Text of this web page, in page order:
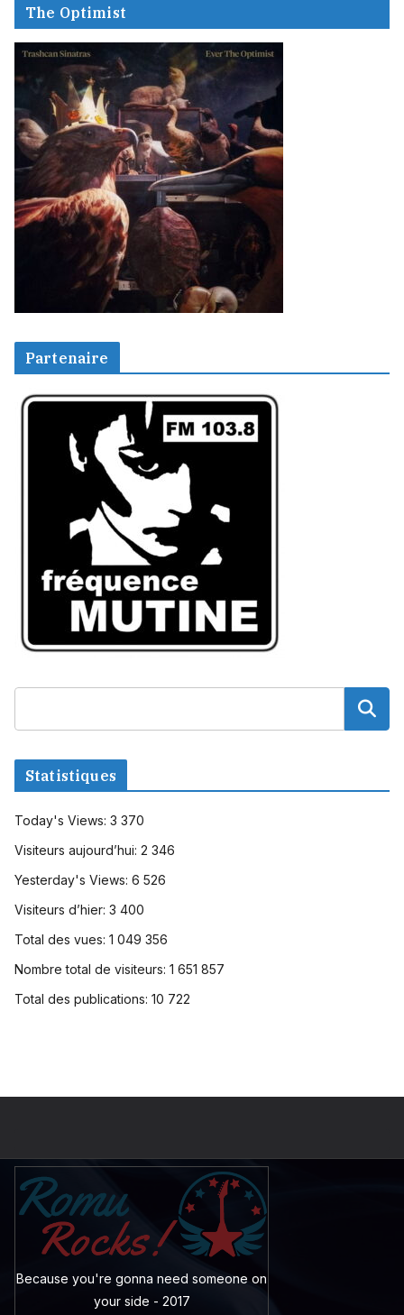
The Optimist
Partenaire
Statistiques
Today's Views: 3 370
Visiteurs aujourd’hui: 2 346
Yesterday's Views: 6 526
Visiteurs d’hier: 3 400
Total des vues: 1 049 356
Nombre total de visiteurs: 1 651 857
Total des publications: 10 722
Because you're gonna need someone on
your side - 2017